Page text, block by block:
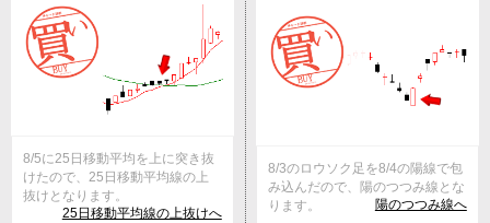
8/5に25日移動平均を上に突き抜
けたので、25日移動平均線の上
抜けとなります。
25日移動平均線の上抜けへ
8/3のロウソク足を8/4の陽線で包
み込んだので、陽のつつみ線とな
ります。
陽のつつみ線へ